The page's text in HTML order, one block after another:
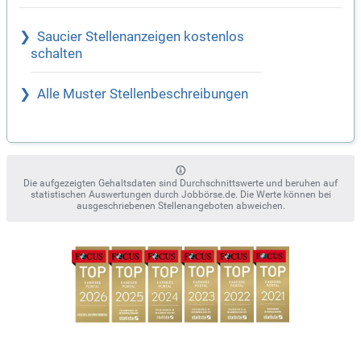
Saucier Stellenanzeigen kostenlos
schalten
Alle Muster Stellenbeschreibungen
Die aufgezeigten Gehaltsdaten sind Durchschnittswerte und beruhen auf
statistischen Auswertungen durch Jobbörse.de. Die Werte können bei
ausgeschriebenen Stellenangeboten abweichen.